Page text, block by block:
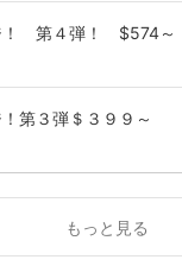
第３弾＄３９９～
もっと見る